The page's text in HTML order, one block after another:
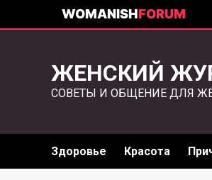
WOMANISHFORUM
ЖЕНСКИЙ
СОВЕТЫ И ОБЩЕНИЕ ДЛЯ
Здоровье Красота